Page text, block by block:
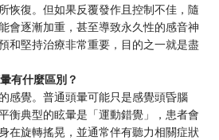
恢復。但如果反覆發作且控制不佳，隨
會逐漸加重，甚至導致永久性的感音神
和堅持治療非常重要，目的之一就是盡
有什麼區別？
感覺。普通頭暈可能只是感覺頭昏腦
衡典型的眩暈是「運動錯覺」，患者會
在旋轉搖晃，並通常伴有聽力相關症狀